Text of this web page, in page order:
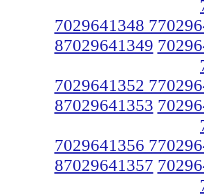
7029641348
87029641349
7029641352
87029641353
7029641356
87029641357